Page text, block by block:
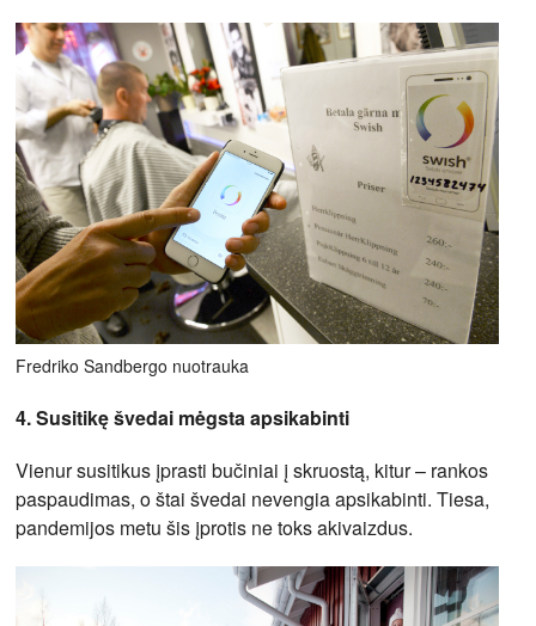
Fredriko Sandbergo nuotrauka
4. Susitikę švedai mėgsta apsikabinti
Vienur susitikus įprasti bučiniai į skruostą, kitur – rankos
paspaudimas, o štai švedai nevengia apsikabinti. Tiesa,
pandemijos metu šis įprotis ne toks akivaizdus.